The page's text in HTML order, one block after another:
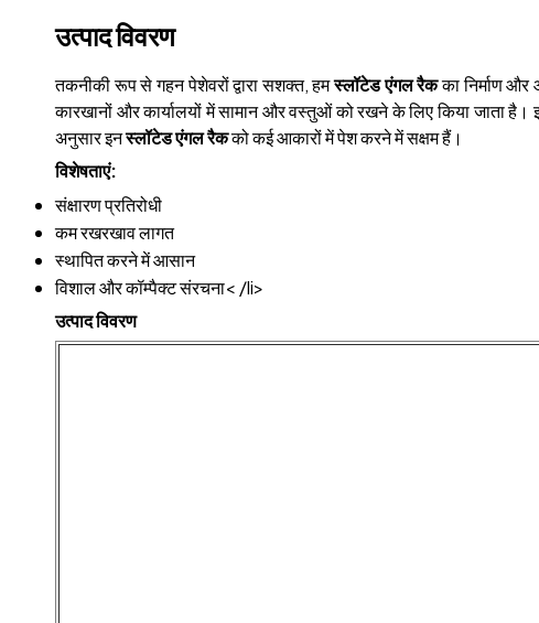
उत्पाद विवरण
तकनीकी रूप से गहन पेशेवरों द्वारा सशक्त, हमस्लॉटेड एंगल रैकका निर्माण और
कारखानों और कार्यालयों में सामान और वस्तुओं को रखने के लिए किया जाता है।
अनुसार इनस्लॉटेड एंगल रैकको कई आकारों में पेश करने में सक्षम हैं।
विशेषताएं:
संक्षारण प्रतिरोधी
कम रखरखाव लागत
स्थापित करने में आसान
विशाल और कॉम्पैक्ट संरचना< /li>
उत्पाद विवरण